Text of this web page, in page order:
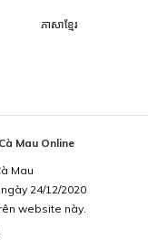
ភាសាខ្មែរ
Mau Online
Mau
24/12/2020
website này.